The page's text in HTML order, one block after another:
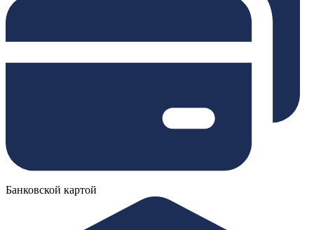
Банковской картой